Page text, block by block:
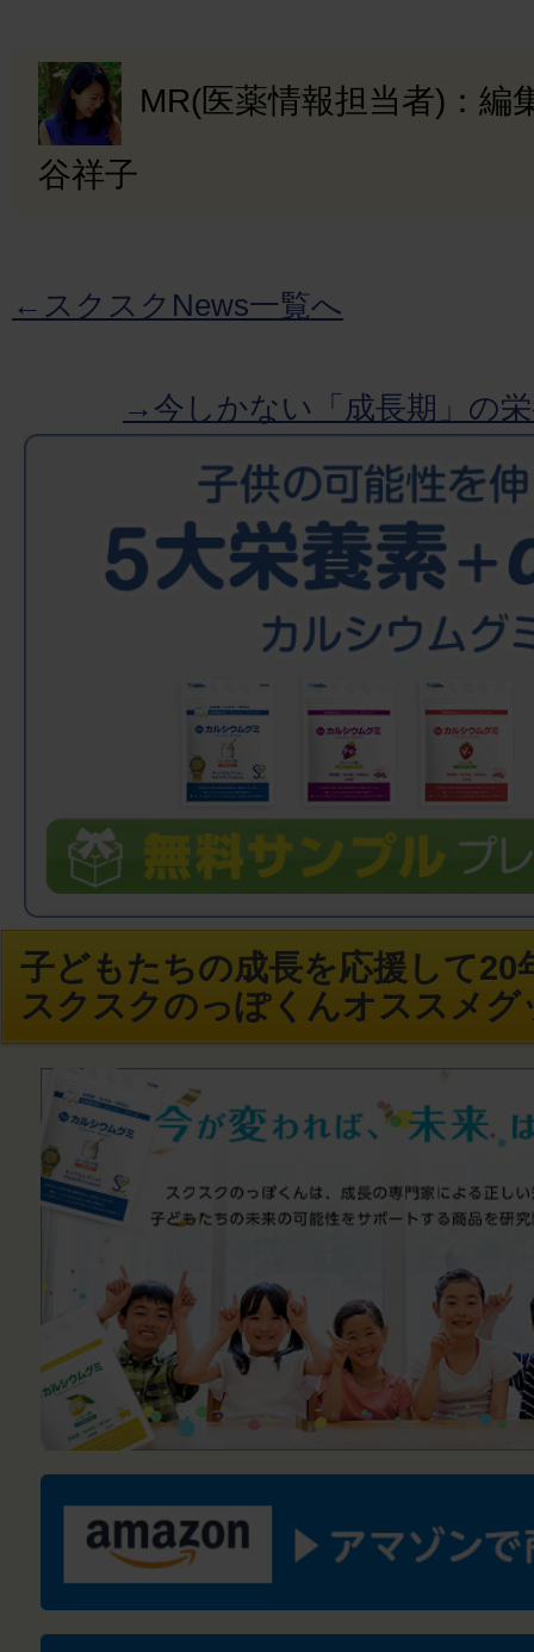
MR(医薬情報担当者)：編
谷祥子
←スクスクNews一覧へ
→今しかない「成長期」の
子どもたちの成長を応援して20
スクスクのっぽくんオススメグ